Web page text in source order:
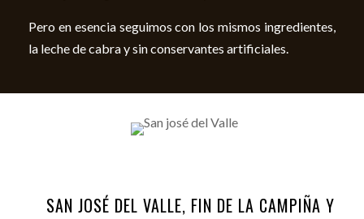
Pero en esencia seguimos con los mismos ingredientes,
la leche de cabra y sin conservantes artificiales.
SAN JOSÉ DEL VALLE, FIN DE LA CAMPIÑA Y